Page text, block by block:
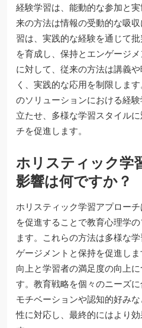
経験学習は、能動的な参加と
来の方法は情報の受動的な吸
習は、実践的な経験を通じて
を育成し、保持とエンゲージ
に対して、従来の方法は講義
く、実践的な応用を制限しま
のソリューションにおける経
立たせ、多様な学習スタイル
チを促進します。
ホリスティック学
影響は何ですか？
ホリスティック学習アプロー
を促進することで教育心理学
ます。これらの方法は多様な
ゲージメントと保持を促進し
向上と学習者の満足度の向上
す。教育戦略を個々のニーズに
モチベーションや認知的好み
性に対応し、最終的にはより